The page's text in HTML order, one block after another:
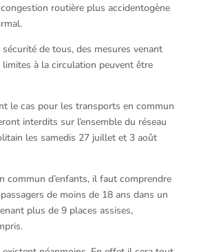
routière plus accidentogène
de tous, des mesures venant
limites à la circulation peuvent être
le cas pour les transports en commun
interdits sur l’ensemble du réseau
les samedis 27 juillet et 3 août
commun d’enfants, il faut comprendre
de moins de 18 ans dans un
plus de 9 places assises,